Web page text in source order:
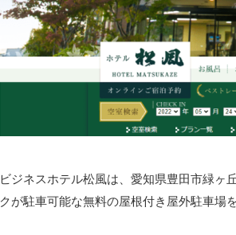
ビジネスホテル松風は、愛知県豊田市緑ヶ
クが駐車可能な無料の屋根付き屋外駐車場